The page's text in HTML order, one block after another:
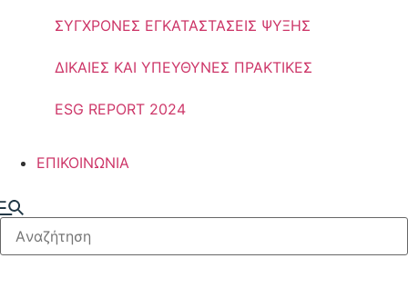
ΣΥΓΧΡΟΝΕΣ ΕΓΚΑΤΑΣΤΑΣΕΙΣ ΨΥΞΗΣ
ΔΙΚΑΙΕΣ ΚΑΙ ΥΠΕΥΘΥΝΕΣ ΠΡΑΚΤΙΚΕΣ
ESG REPORT 2024
ΕΠΙΚΟΙΝΩΝΙΑ